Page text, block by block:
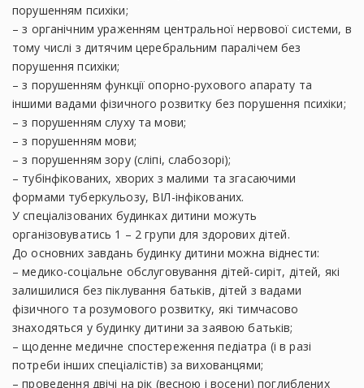
порушенням психіки;
– з органічним ураженням центральної нервової системи, в
тому числі з дитячим церебральним паралічем без
порушення психіки;
– з порушенням функції опорно-рухового апарату та
іншими вадами фізичного розвитку без порушення психіки;
– з порушенням слуху та мови;
– з порушенням мови;
– з порушенням зору (сліпі, слабозорі);
– тубінфікованих, хворих з малими та згасаючими
формами туберкульозу, ВІЛ-інфікованих.
У спеціалізованих будинках дитини можуть
організовуватись 1 – 2 групи для здорових дітей.
До основних завдань будинку дитини можна віднести:
– медико-соціальне обслуговування дітей-сиріт, дітей, які
залишилися без піклування батьків, дітей з вадами
фізичного та розумового розвитку, які тимчасово
знаходяться у будинку дитини за заявою батьків;
– щоденне медичне спостереження педіатра (і в разі
потреби інших спеціалістів) за вихованцями;
– проведення двічі на рік (весною і восени) поглиблених